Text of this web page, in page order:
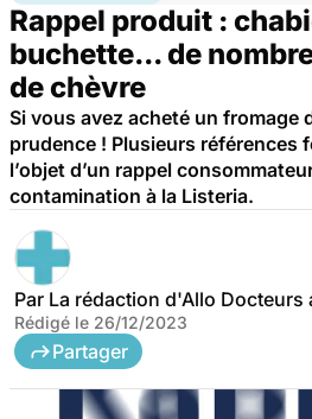
Rappel produit :
buchette... de
de chèvre
Si vous avez acheté un fromage
prudence ! Plusieurs références
l’objet d’un rappel
contamination à la Listeria.
Par La rédaction d'Allo Docteurs
Rédigé le 26/12/2023
Partager